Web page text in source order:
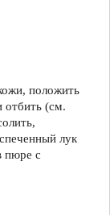
положить
отбить (см.
лук
пюре с